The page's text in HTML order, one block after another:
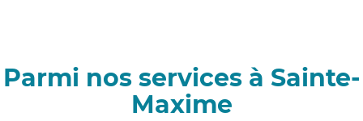
Parmi nos services à Sainte-
Maxime